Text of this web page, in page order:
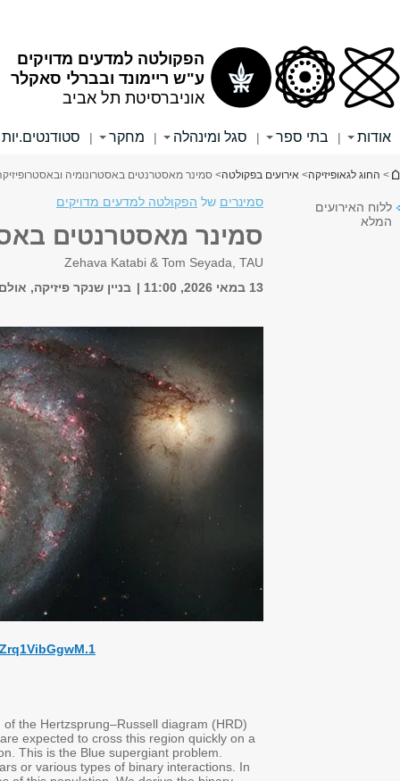
חיפוש
חיפוש באתר זה חיפוש בכל האוניברסיטה
English
ובאסטרופיזיקה
Zoom:https://tau-ac-il.zoom.us/j/
Abstract: Blue supergiants (BSGs) are evolved massive stars that
where standard single-star evolution predicts very few stars
thermal timescale, yet observations consistently reveal a dense,
Several solutions have been proposed, invoking either enhanced